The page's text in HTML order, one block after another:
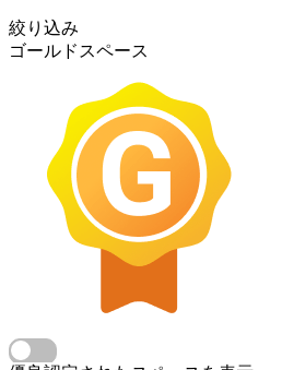
絞り込み
ゴールドスペース